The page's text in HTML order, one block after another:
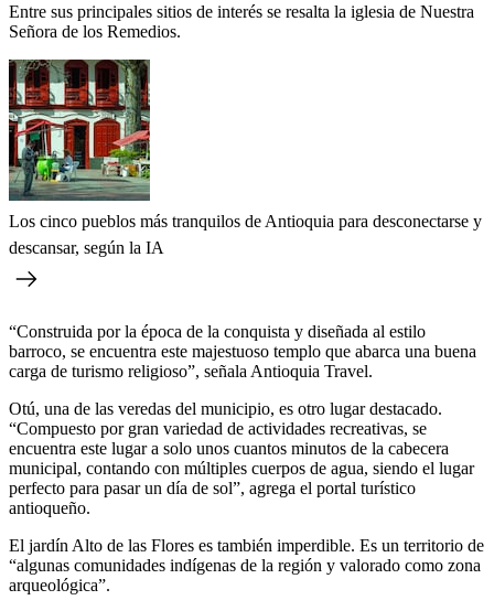
Entre sus principales sitios de interés se resalta la iglesia de Nuestra
Señora de los Remedios.
Los cinco pueblos más tranquilos de Antioquia para desconectarse y
descansar, según la IA
“Construida por la época de la conquista y diseñada al estilo
barroco, se encuentra este majestuoso templo que abarca una buena
carga de turismo religioso”, señala Antioquia Travel.
Otú, una de las veredas del municipio, es otro lugar destacado.
“Compuesto por gran variedad de actividades recreativas, se
encuentra este lugar a solo unos cuantos minutos de la cabecera
municipal, contando con múltiples cuerpos de agua, siendo el lugar
perfecto para pasar un día de sol”, agrega el portal turístico
antioqueño.
El jardín Alto de las Flores es también imperdible. Es un territorio de
“algunas comunidades indígenas de la región y valorado como zona
arqueológica”.